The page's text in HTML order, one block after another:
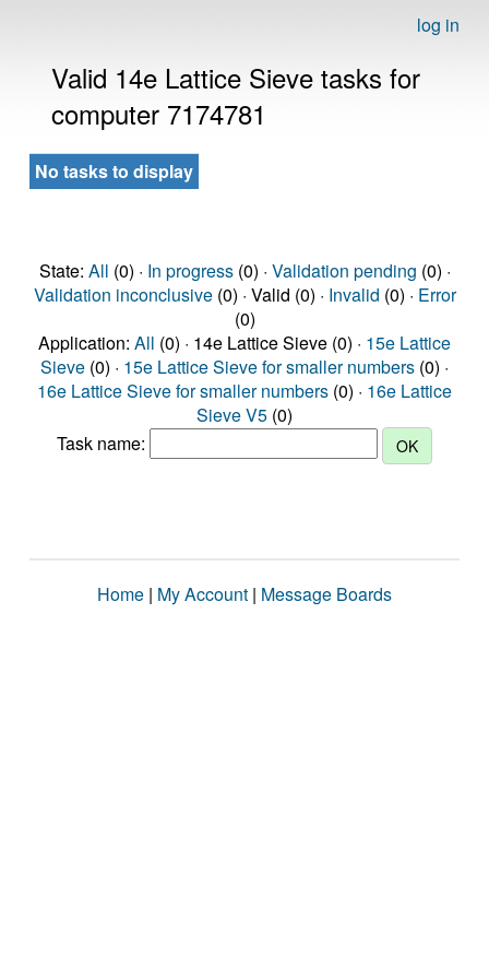
log in
Valid 14e Lattice Sieve tasks for
computer 7174781
No tasks to display
State: All (0) · In progress(0) · Validation pending (0) ·
Validation inconclusive(0) · Valid (0) · Invalid (0) · Error
(0)
Application: All (0) · 14e Lattice Sieve (0) · 15e Lattice
Sieve (0) · 15e Lattice Sieve for smaller numbers (0) ·
16e Lattice Sieve for smaller numbers (0) · 16e Lattice
Sieve V5 (0)
Task name:
Home | My Account | Message Boards